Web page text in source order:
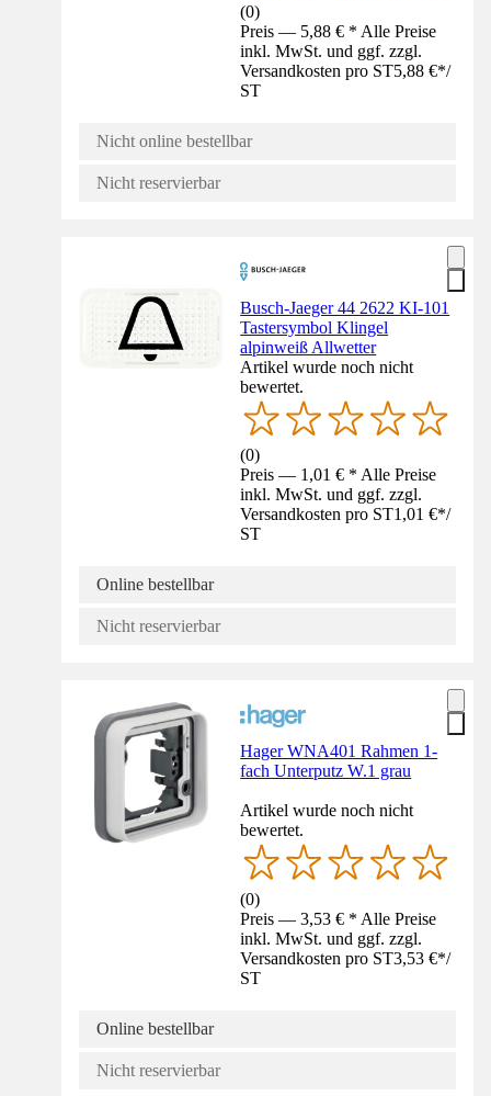
(0)
Preis — 5,88 € * Alle Preise
inkl. MwSt. und ggf. zzgl.
Versandkosten pro ST5,88 €*/
ST
Nicht online bestellbar
Nicht reservierbar
Busch-Jaeger 44 2622 KI-101
Tastersymbol Klingel
alpinweiß Allwetter
Artikel wurde noch nicht
bewertet.
(0)
Preis — 1,01 € * Alle Preise
inkl. MwSt. und ggf. zzgl.
Versandkosten pro ST1,01 €*/
ST
Online bestellbar
Nicht reservierbar
Hager WNA401 Rahmen 1-
fach Unterputz W.1 grau
Artikel wurde noch nicht
bewertet.
(0)
Preis — 3,53 € * Alle Preise
inkl. MwSt. und ggf. zzgl.
Versandkosten pro ST3,53 €*/
ST
Online bestellbar
Nicht reservierbar